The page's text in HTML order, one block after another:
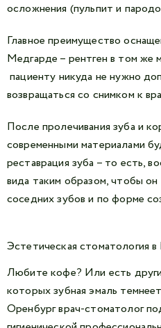
осложнения (пульпит и
Главное преимущество
Медгарде – рентген в том же
пациенту никуда не нужно
возвращаться со снимком к
После пролечивания зуба и
современными материалами
реставрация зуба – то есть,
вида таким образом, чтобы
соседних зубов и по форме
Эстетическая стоматология
Любите кофе? Или есть
которых зубная эмаль
Оренбург врач-стоматолог